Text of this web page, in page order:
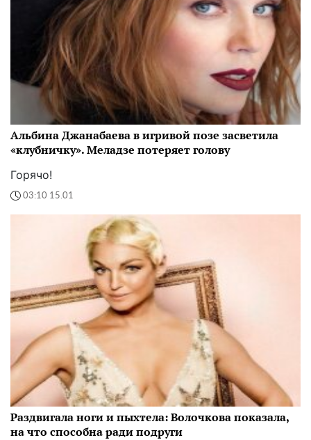
Альбина Джанабаева в игривой позе засветила
«клубничку». Меладзе потеряет голову
Горячо!
03:10 15.01
Раздвигала ноги и пыхтела: Волочкова показала,
на что способна ради подруги